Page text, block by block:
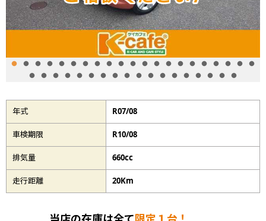
年式 R07/08
車検期限 R10/08
排気量 660cc
走行距離 20Km